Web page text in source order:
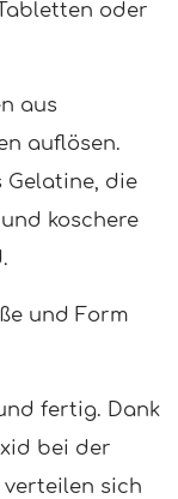
oder
aus
auflösen.
Gelatine, die
koschere
und Form
fertig. Dank
bei der
verteilen sich